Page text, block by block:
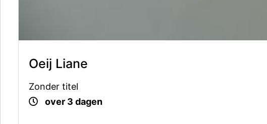
Oeij Liane
Zonder titel
over 3 dagen